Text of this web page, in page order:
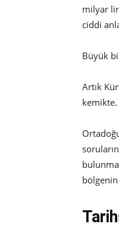
milyar
ciddi
Büyük
Artık
kemikte.
bölgenin